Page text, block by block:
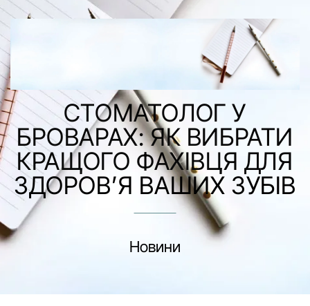
СТОМАТОЛОГ У
БРОВАРАХ: ЯК ВИБРАТИ
КРАЩОГО ФАХІВЦЯ ДЛЯ
ЗДОРОВ’Я ВАШИХ ЗУБІВ
Новини